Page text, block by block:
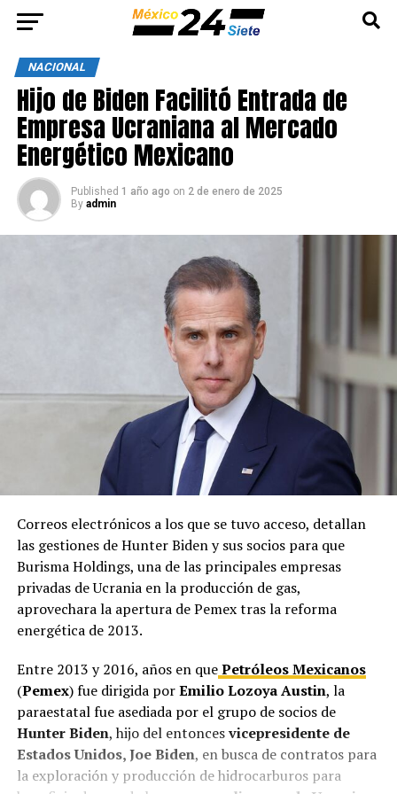
NACIONAL
Hijo de Biden Facilitó Entrada de
Empresa Ucraniana al Mercado
Energético Mexicano
Published 1 año ago on 2 de enero de 2025
By admin
Correos electrónicos a los que se tuvo acceso, detallan
las gestiones de Hunter Biden y sus socios para que
Burisma Holdings, una de las principales empresas
privadas de Ucrania en la producción de gas,
aprovechara la apertura de Pemex tras la reforma
energética de 2013.
Entre 2013 y 2016, años en quePetróleos Mexicanos
(Pemex) fue dirigida porEmilio Lozoya Austin, la
paraestatal fue asediada por el grupo de socios de
Hunter Biden, hijo del entoncesvicepresidente de
Estados Unidos, Joe Biden, en busca de contratos para
la exploración y producción de hidrocarburos para